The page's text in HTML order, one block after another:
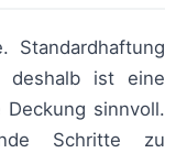
Standardhaftung
ist eine
sinnvoll.
Schritte zu